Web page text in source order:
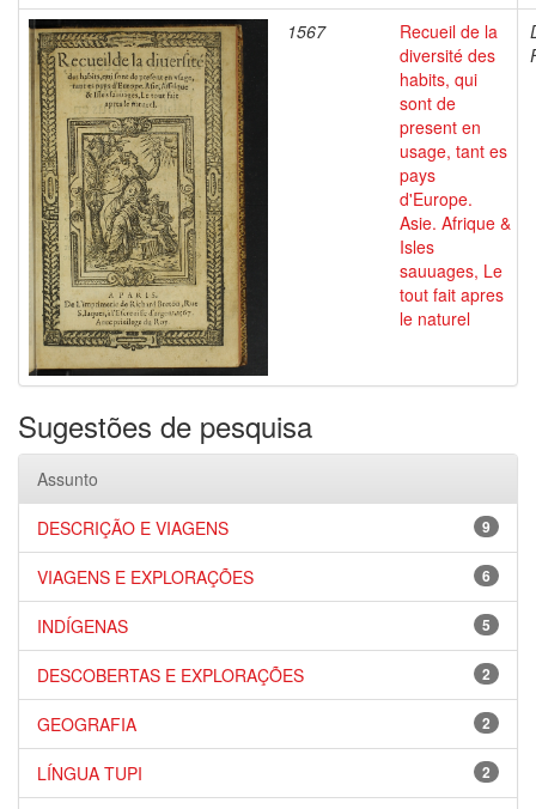
1567
Recueil de la
diversité des
habits, qui
sont de
present en
usage, tant es
pays
d'Europe.
Asie. Afrique &
Isles
sauuages, Le
tout fait apres
le naturel
Sugestões de pesquisa
Assunto
9
DESCRIÇÃO E VIAGENS
6
VIAGENS E EXPLORAÇÕES
5
INDÍGENAS
2
DESCOBERTAS E EXPLORAÇÕES
2
GEOGRAFIA
2
LÍNGUA TUPI